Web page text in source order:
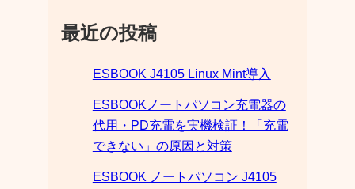
最近の投稿
ESBOOK J4105 Linux Mint導入
ESBOOKノートパソコン充電器の
代用・PD充電を実機検証！「充電
できない」の原因と対策
ESBOOK ノートパソコン J4105